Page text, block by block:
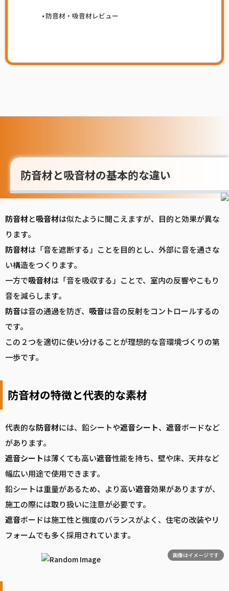
防音材・吸音材レビュー
防音材と吸音材の基本的な違い
防音材と吸音材は似たように聞こえますが、目的と効果が異な
ります。
防音材は「音を遮断する」ことを目的とし、外部に音を通さな
い構造をつくります。
一方で吸音材は「音を吸収する」ことで、室内の反響やこもり
音を減らします。
防音は音の通過を防ぎ、 吸音は音の反射をコントロールするの
です。
この２つを適切に使い分けることが理想的な音環境づくりの第
一歩です。
防音材の特徴と代表的な素材
代表的な防音材には、鉛シートや遮音シート、 遮音ボードなど
があります。
遮音シートは薄くても高い遮音性能を持ち、壁や床、天井など
幅広い用途で使用できます。
鉛シートは重量があるため、より高い遮音効果がありますが、
施工の際には取り扱いに注意が必要です。
遮音ボードは施工性と強度のバランスがよく、住宅の改装やリ
フォームでも多く採用されています。
画像はイメージです